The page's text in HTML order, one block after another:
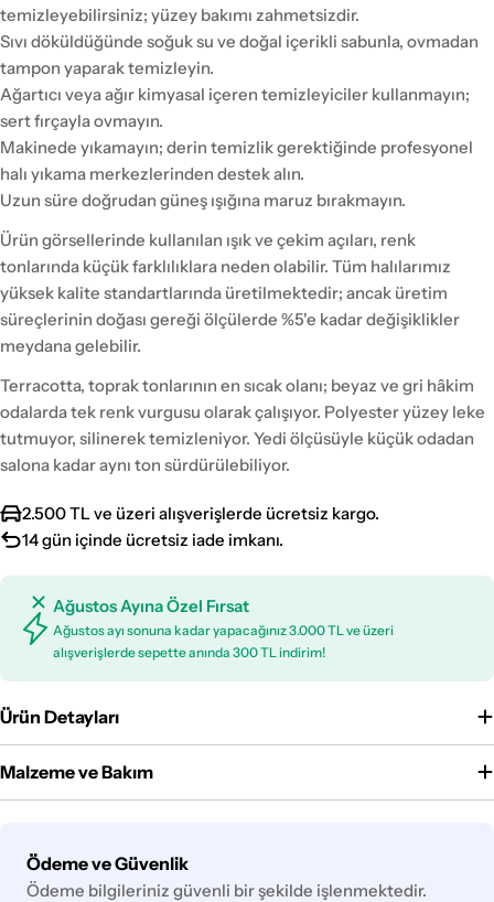
temizleyebilirsiniz; yüzey bakımı zahmetsizdir.
Sıvı döküldüğünde soğuk su ve doğal içerikli sabunla, ovmadan
tampon yaparak temizleyin.
Ağartıcı veya ağır kimyasal içeren temizleyiciler kullanmayın;
sert fırçayla ovmayın.
Makinede yıkamayın; derin temizlik gerektiğinde profesyonel
halı yıkama merkezlerinden destek alın.
Uzun süre doğrudan güneş ışığına maruz bırakmayın.
Ürün görsellerinde kullanılan ışık ve çekim açıları, renk
tonlarında küçük farklılıklara neden olabilir. Tüm halılarımız
yüksek kalite standartlarında üretilmektedir; ancak üretim
süreçlerinin doğası gereği ölçülerde %5'e kadar değişiklikler
meydana gelebilir.
Terracotta, toprak tonlarının en sıcak olanı; beyaz ve gri hâkim
odalarda tek renk vurgusu olarak çalışıyor. Polyester yüzey leke
tutmuyor, silinerek temizleniyor. Yedi ölçüsüyle küçük odadan
salona kadar aynı ton sürdürülebiliyor.
2.500 TL ve üzeri alışverişlerde ücretsiz kargo.
14 gün içinde ücretsiz iade imkanı.
Ağustos Ayına Özel Fırsat
Ağustos ayı sonuna kadar yapacağınız 3.000 TL ve üzeri
alışverişlerde sepette anında 300 TL indirim!
Ürün Detayları
Malzeme ve Bakım
Ödeme ve Güvenlik
Ödeme
yöntemleri
Ödeme bilgileriniz güvenli bir şekilde işlenmektedir.